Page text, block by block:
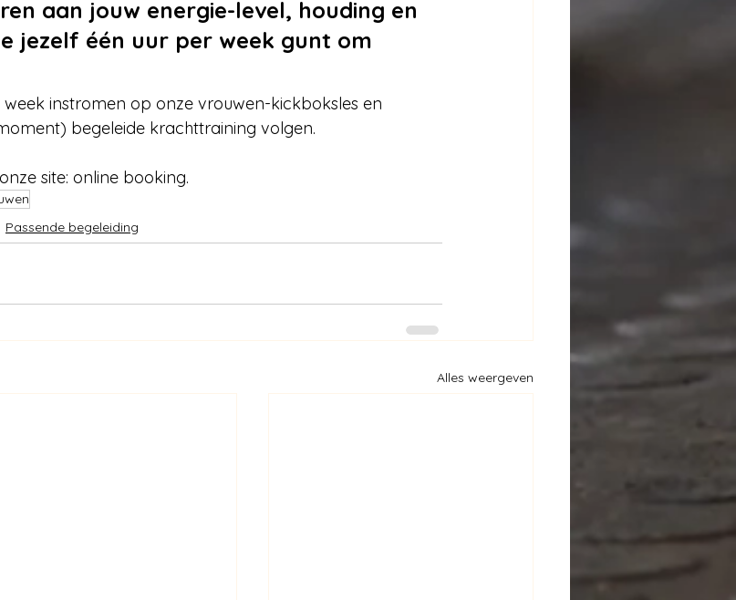
aan jouw energie-level, houding en
jezelf één uur per week gunt om
instromen op onze vrouwen-kickboksles en
begeleide krachttraining volgen.
site: online booking.
Passende begeleiding
Alles weergeven